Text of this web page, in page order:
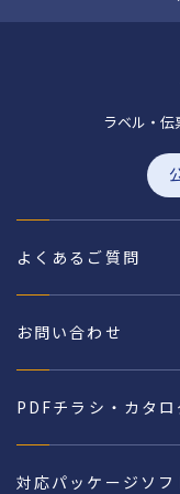
ラベル・伝
よくあるご質問
お問い合わせ
PDFチラシ・カタロ
対応パッケージソフ